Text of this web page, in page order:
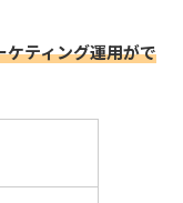
ケティング運用がで